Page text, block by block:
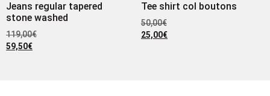
Jeans regular tapered
stone washed
119,00€
59,50€
Tee shirt col boutons
50,00€
25,00€